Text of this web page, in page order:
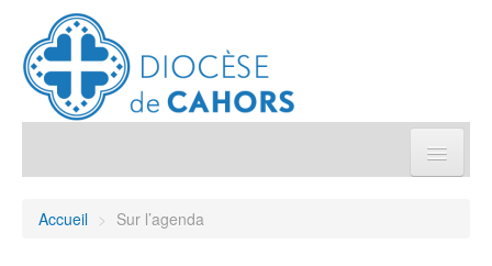
Accueil > Sur l’agenda